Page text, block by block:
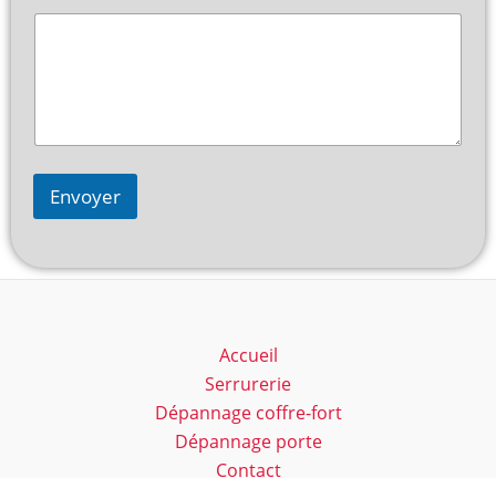
Envoyer
Accueil
Serrurerie
Dépannage coffre-fort
Dépannage porte
Contact